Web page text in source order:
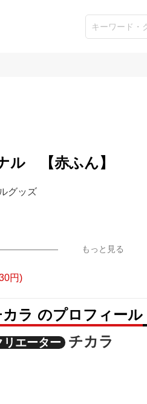
ル 【赤ふん】
グッズ
もっと見る
円)
カラ のプロフィール
リエーター チカラ